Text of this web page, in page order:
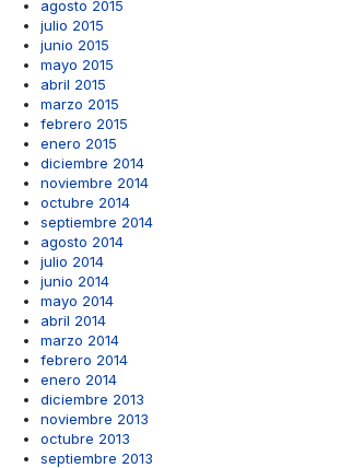
agosto 2015
julio 2015
junio 2015
mayo 2015
abril 2015
marzo 2015
febrero 2015
enero 2015
diciembre 2014
noviembre 2014
octubre 2014
septiembre 2014
agosto 2014
julio 2014
junio 2014
mayo 2014
abril 2014
marzo 2014
febrero 2014
enero 2014
diciembre 2013
noviembre 2013
octubre 2013
septiembre 2013